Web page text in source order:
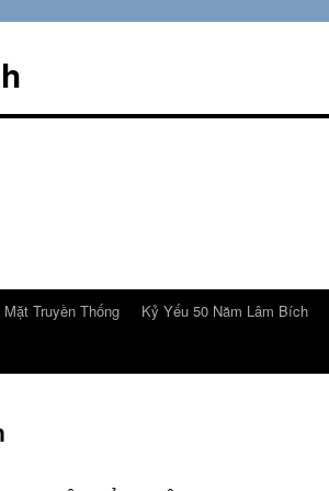
Mặt Truyền Thống Kỷ Yếu 50 Năm Lâm Bích